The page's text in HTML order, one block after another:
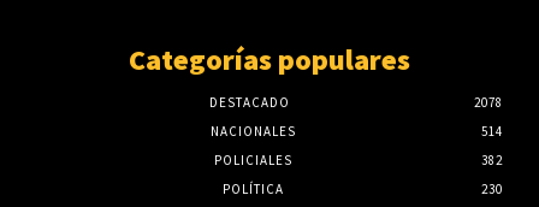
Categorías populares
DESTACADO
2078
NACIONALES
514
POLICIALES
382
POLÍTICA
230